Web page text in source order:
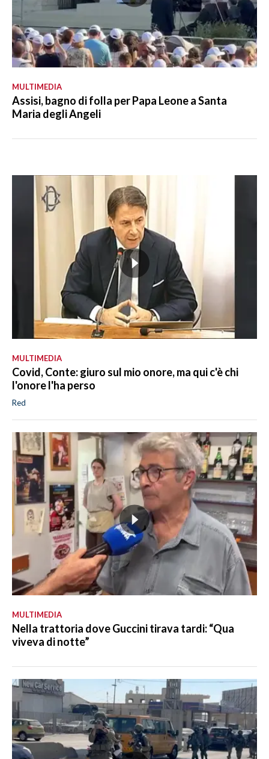
MULTIMEDIA
Assisi, bagno di folla per Papa Leone a Santa
Maria degli Angeli
MULTIMEDIA
Covid, Conte: giuro sul mio onore, ma qui c'è chi
l'onore l'ha perso
Red
MULTIMEDIA
Nella trattoria dove Guccini tirava tardi: “Qua
viveva di notte”